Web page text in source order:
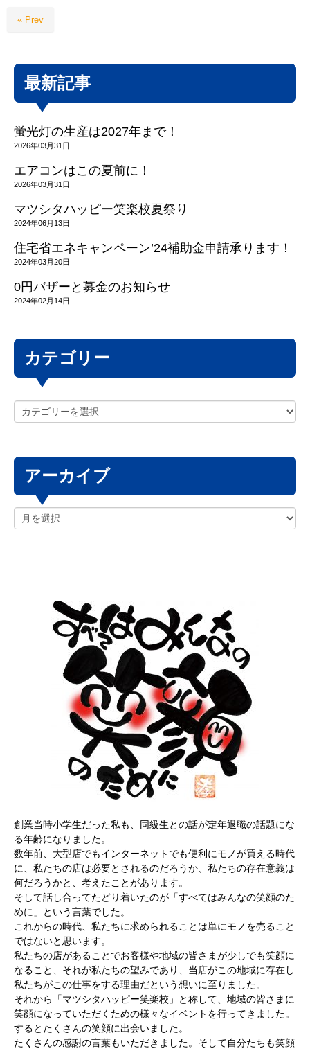
« Prev
最新記事
蛍光灯の生産は2027年まで！
2026年03月31日
エアコンはこの夏前に！
2026年03月31日
マツシタハッピー笑楽校夏祭り
2024年06月13日
住宅省エネキャンペーン’24補助金申請承ります！
2024年03月20日
0円バザーと募金のお知らせ
2024年02月14日
カテゴリー
アーカイブ
創業当時小学生だった私も、同級生との話が定年退職の話題にな
る年齢になりました。
数年前、大型店でもインターネットでも便利にモノが買える時代
に、私たちの店は必要とされるのだろうか、私たちの存在意義は
何だろうかと、考えたことがあります。
そして話し合ってたどり着いたのが「すべてはみんなの笑顔のた
めに」という言葉でした。
これからの時代、私たちに求められることは単にモノを売ること
ではないと思います。
私たちの店があることでお客様や地域の皆さまが少しでも笑顔に
なること、それが私たちの望みであり、当店がこの地域に存在し
私たちがこの仕事をする理由だという想いに至りました。
それから「マツシタハッピー笑楽校」と称して、地域の皆さまに
笑顔になっていただくための様々なイベントを行ってきました。
するとたくさんの笑顔に出会いました。
たくさんの感謝の言葉もいただきました。そして自分たちも笑顔